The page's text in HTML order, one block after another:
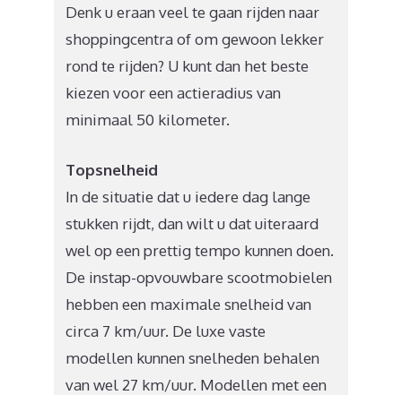
Denk u eraan veel te gaan rijden naar
shoppingcentra of om gewoon lekker
rond te rijden? U kunt dan het beste
kiezen voor een actieradius van
minimaal 50 kilometer.
Topsnelheid
In de situatie dat u iedere dag lange
stukken rijdt, dan wilt u dat uiteraard
wel op een prettig tempo kunnen doen.
De instap-opvouwbare scootmobielen
hebben een maximale snelheid van
circa 7 km/uur. De luxe vaste
modellen kunnen snelheden behalen
van wel 27 km/uur. Modellen met een